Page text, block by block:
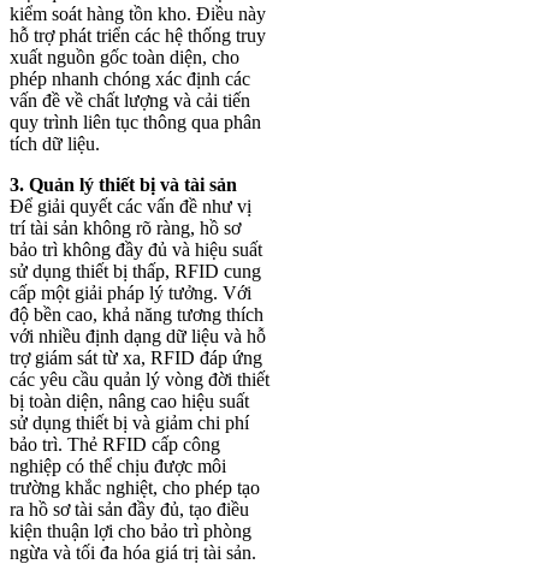
kiểm soát hàng tồn kho. Điều này
hỗ trợ phát triển các hệ thống truy
xuất nguồn gốc toàn diện, cho
phép nhanh chóng xác định các
vấn đề về chất lượng và cải tiến
quy trình liên tục thông qua phân
tích dữ liệu.
3. Quản lý thiết bị và tài sản
Để giải quyết các vấn đề như vị
trí tài sản không rõ ràng, hồ sơ
bảo trì không đầy đủ và hiệu suất
sử dụng thiết bị thấp, RFID cung
cấp một giải pháp lý tưởng. Với
độ bền cao, khả năng tương thích
với nhiều định dạng dữ liệu và hỗ
trợ giám sát từ xa, RFID đáp ứng
các yêu cầu quản lý vòng đời thiết
bị toàn diện, nâng cao hiệu suất
sử dụng thiết bị và giảm chi phí
bảo trì. Thẻ RFID cấp công
nghiệp có thể chịu được môi
trường khắc nghiệt, cho phép tạo
ra hồ sơ tài sản đầy đủ, tạo điều
kiện thuận lợi cho bảo trì phòng
ngừa và tối đa hóa giá trị tài sản.